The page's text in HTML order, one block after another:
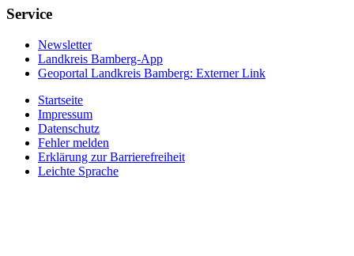
Service
Newsletter
Landkreis Bamberg-App
Geoportal Landkreis Bamberg: Externer Link
Startseite
Impressum
Datenschutz
Fehler melden
Erklärung zur Barrierefreiheit
Leichte Sprache